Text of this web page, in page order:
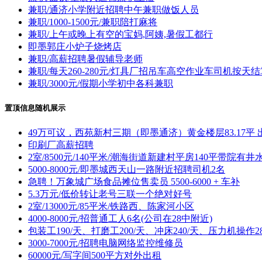
兼职/通济小学附近招聘中午兼职做饭人员
兼职/1000-1500元/兼职陪打麻将
兼职/上午或晚上有空的宝妈,阿姨,暑假工都行
即墨郭庄小炉子烧烤店
兼职/高薪招聘暑假辅导老师
兼职/每天260-280元/灯具厂招吊车高空作业车司机按天
兼职/3000元/假期小学初中各科兼职
置顶信息随机展示
49万可议，西苑新村三期（即墨通济）黄金楼层83.17平
印刷厂高薪招聘
2室/8500元/140平米/潮海街道新建村平房140平带院有井
5000-8000元/即墨城西天山一路附近招聘司机2名
急聘！万象城广场食品摊位售卖员 5500-6000 + 车补
5.3万元/低价转让老号三联一个绝对好号
2室/13000元/85平米/铁路西、陈家河小区
4000-8000元/招普通工人6名(公司在28中附近)
包装工190/天、打磨工200/天、冲床240/天、压力机操作
3000-7000元/招聘电脑网络监控维修员
60000元/写字间500平方对外出租